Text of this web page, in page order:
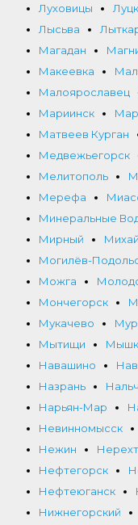
Луховицы
Луцк
Лысьва
Магадан
Макеевка
Малоярославец
Мариинск
Матвеев Курган
Медвежьегорск
Мелитополь
Мерефа
Минеральные
Мирный
Могилёв-
Можга
Мончегорск
Мукачево
Мытищи
Навашино
Назрань
Нарьян-Мар
Невинномысск
Нежин
Нефтегорск
Нефтеюганск
Нижнегорский